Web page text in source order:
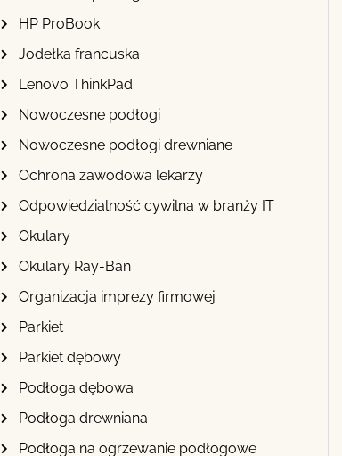
HP ProBook
Jodełka francuska
Lenovo ThinkPad
Nowoczesne podłogi
Nowoczesne podłogi drewniane
Ochrona zawodowa lekarzy
Odpowiedzialność cywilna w branży IT
Okulary
Okulary Ray-Ban
Organizacja imprezy firmowej
Parkiet
Parkiet dębowy
Podłoga dębowa
Podłoga drewniana
Podłoga na ogrzewanie podłogowe